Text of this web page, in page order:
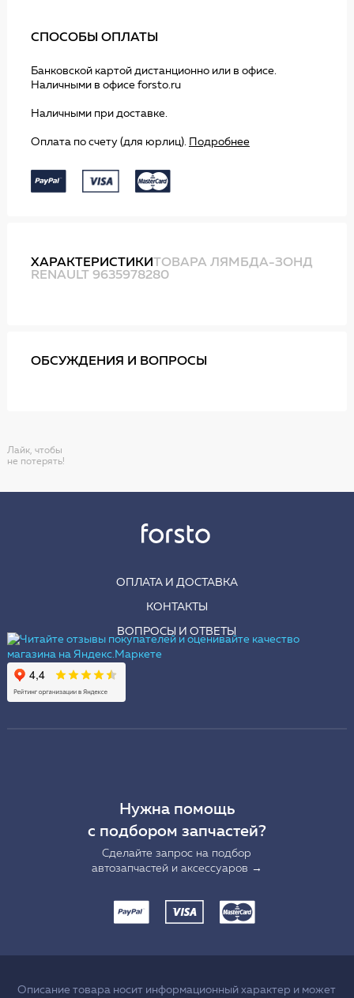
СПОСОБЫ ОПЛАТЫ
Банковской картой дистанционно или в офисе.
Наличными в офисе forsto.ru
Наличными при доставке.
Оплата по счету (для юрлиц). Подробнее
ХАРАКТЕРИСТИКИТОВАРА ЛЯМБДА-ЗОНД
RENAULT 9635978280
ОБСУЖДЕНИЯ И ВОПРОСЫ
Лайк, чтобы
не потерять!
ОПЛАТА И ДОСТАВКА
КОНТАКТЫ
ВОПРОСЫ И ОТВЕТЫ
Нужна помощь
с подбором запчастей?
Сделайте запрос на подбор
автозапчастей и аксессуаров →
Описание товара носит информационный характер и может